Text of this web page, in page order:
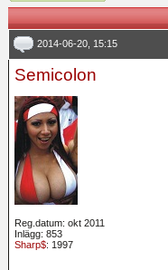
2014-06-20, 15:15
Semicolon
Reg.datum: okt 2011
Inlägg: 853
Sharp$: 1997